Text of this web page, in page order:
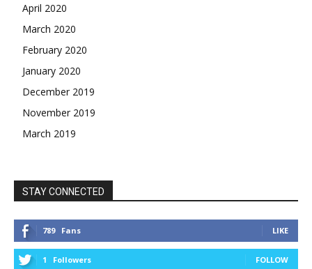
April 2020
March 2020
February 2020
January 2020
December 2019
November 2019
March 2019
STAY CONNECTED
789 Fans LIKE
1 Followers FOLLOW